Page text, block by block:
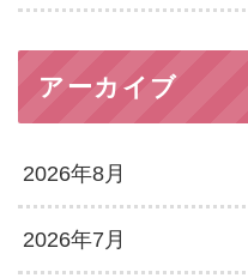
アーカイブ
2026年8月
2026年7月